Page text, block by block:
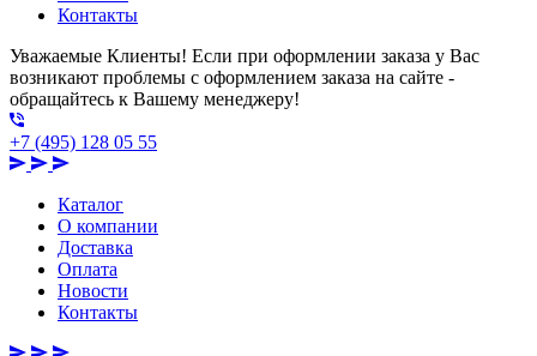
Контакты
Уважаемые Клиенты! Если при оформлении заказа у Вас
возникают проблемы с оформлением заказа на сайте -
обращайтесь к Вашему менеджеру!
+7 (495) 128 05 55
Каталог
О компании
Доставка
Оплата
Новости
Контакты